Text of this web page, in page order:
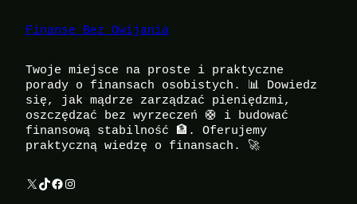
Finanse Bez Owijania
Twoje miejsce na proste i praktyczne
porady o finansach osobistych. 📊 Dowiedz
się, jak mądrze zarządzać pieniędzmi,
oszczędzać bez wyrzeczeń 🛟 i budować
finansową stabilność 🏦. Oferujemy
praktyczną wiedzę o finansach. 🚀
X TikTok Facebook Instagram